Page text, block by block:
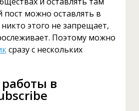
можно оставлять в
этого не запрещает,
Поэтому можно
сразу с нескольких
в